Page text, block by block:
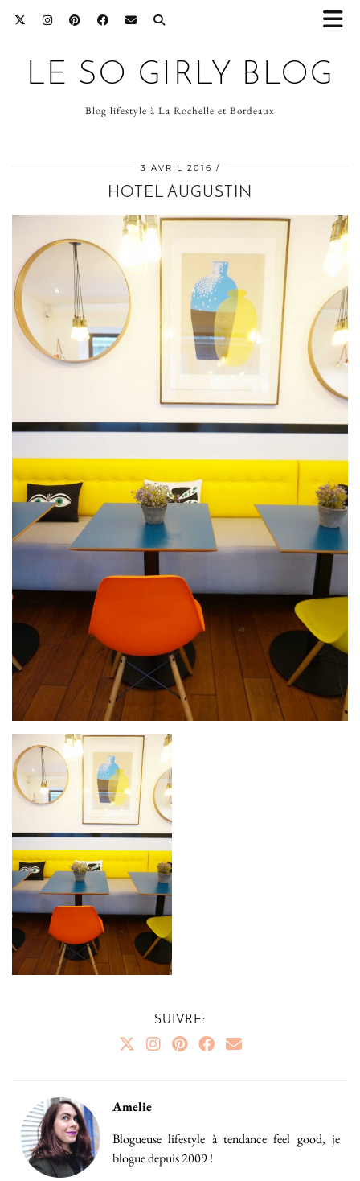
LE SO GIRLY BLOG
Blog lifestyle à La Rochelle et Bordeaux
3 AVRIL 2016
HOTEL AUGUSTIN
SUIVRE:
Amelie
Blogueuse lifestyle à tendance feel good, je
blogue depuis 2009 !